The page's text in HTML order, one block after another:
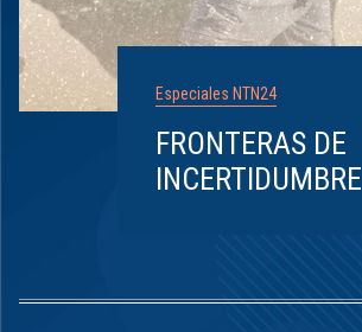
Especiales NTN24
FRONTERAS DE
INCERTIDUMBRE